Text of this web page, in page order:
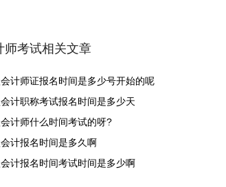
师考试相关文章
计师证报名时间是多少号开始的呢
计职称考试报名时间是多少天
计师什么时间考试的呀?
计报名时间是多久啊
计报名时间考试时间是多少啊